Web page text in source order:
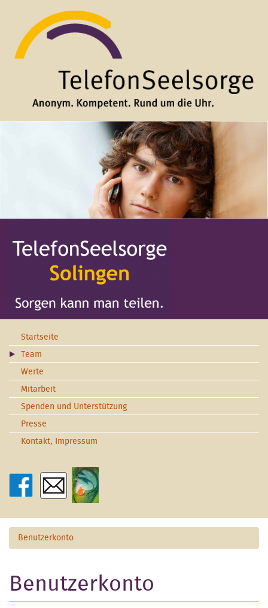
Startseite
Team
Werte
Mitarbeit
Spenden und Unterstützung
Presse
Kontakt, Impressum
Benutzerkonto
Benutzerkonto